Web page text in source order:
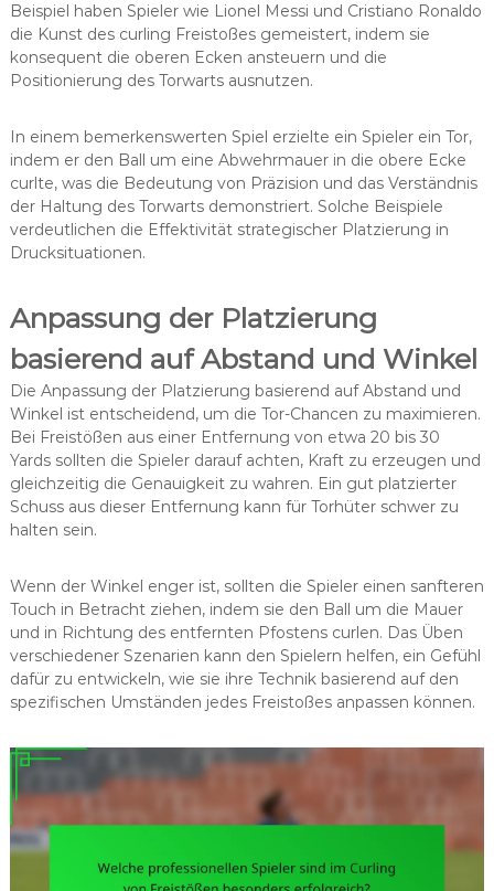
Beispiel haben Spieler wie Lionel Messi und Cristiano Ronaldo
die Kunst des curling Freistoßes gemeistert, indem sie
konsequent die oberen Ecken ansteuern und die
Positionierung des Torwarts ausnutzen.
In einem bemerkenswerten Spiel erzielte ein Spieler ein Tor,
indem er den Ball um eine Abwehrmauer in die obere Ecke
curlte, was die Bedeutung von Präzision und das Verständnis
der Haltung des Torwarts demonstriert. Solche Beispiele
verdeutlichen die Effektivität strategischer Platzierung in
Drucksituationen.
Anpassung der Platzierung
basierend auf Abstand und Winkel
Die Anpassung der Platzierung basierend auf Abstand und
Winkel ist entscheidend, um die Tor-Chancen zu maximieren.
Bei Freistößen aus einer Entfernung von etwa 20 bis 30
Yards sollten die Spieler darauf achten, Kraft zu erzeugen und
gleichzeitig die Genauigkeit zu wahren. Ein gut platzierter
Schuss aus dieser Entfernung kann für Torhüter schwer zu
halten sein.
Wenn der Winkel enger ist, sollten die Spieler einen sanfteren
Touch in Betracht ziehen, indem sie den Ball um die Mauer
und in Richtung des entfernten Pfostens curlen. Das Üben
verschiedener Szenarien kann den Spielern helfen, ein Gefühl
dafür zu entwickeln, wie sie ihre Technik basierend auf den
spezifischen Umständen jedes Freistoßes anpassen können.